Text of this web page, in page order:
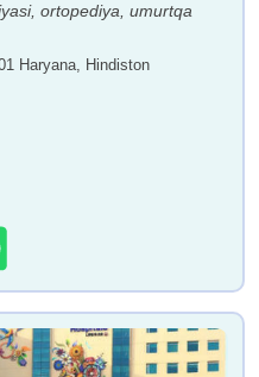
ortopediya, umurtqa
Haryana, Hindiston